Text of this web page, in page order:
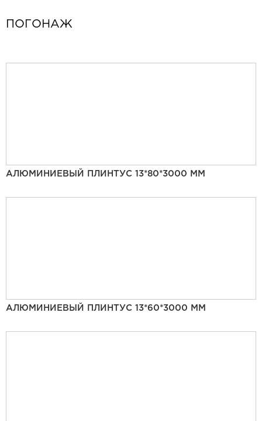
ПОГОНАЖ
АЛЮМИНИЕВЫЙ ПЛИНТУС 13*80*3000 ММ
АЛЮМИНИЕВЫЙ ПЛИНТУС 13*60*3000 ММ